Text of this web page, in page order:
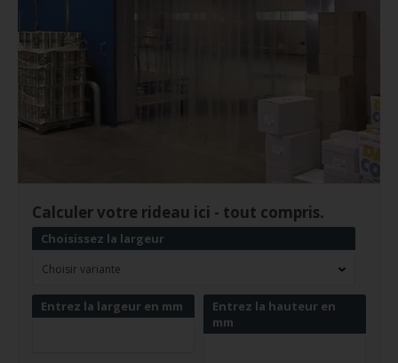
Calculer votre rideau ici - tout compris.
Choisissez la largeur
Entrez la largeur en mm
Entrez la hauteur en
mm